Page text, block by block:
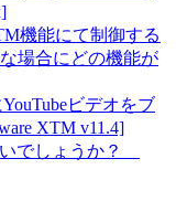
機能にて制御する
場合にどの機能が
ビデオをブ
XTM v11.4]
でしょうか？